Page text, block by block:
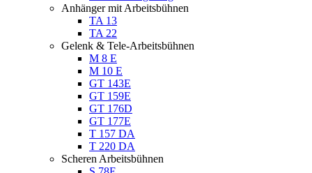
Anhänger mit Arbeitsbühnen
TA 13
TA 22
Gelenk & Tele-Arbeitsbühnen
M 8 E
M 10 E
GT 143E
GT 159E
GT 176D
GT 177E
T 157 DA
T 220 DA
Scheren Arbeitsbühnen